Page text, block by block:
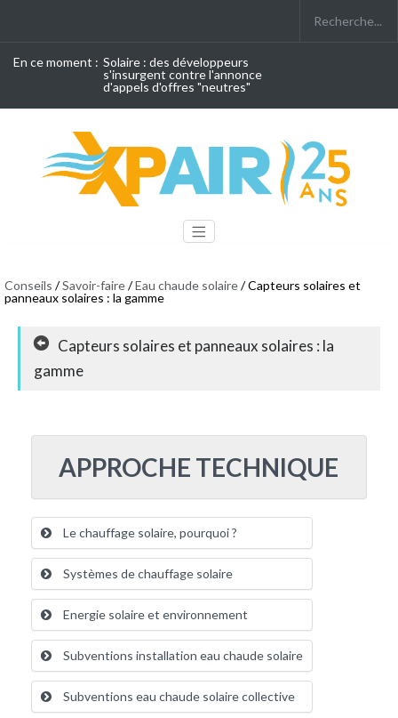
En ce moment : Solaire : des développeurs
s'insurgent contre l'annonce
d'appels d'offres "neutres"
Conseils /Savoir-faire/Eau chaude solaire/ Capteurs solaires et
panneaux solaires : la gamme
Capteurs solaires et panneaux solaires : la
gamme
APPROCHE TECHNIQUE
Le chauffage solaire, pourquoi ?
Systèmes de chauffage solaire
Energie solaire et environnement
Subventions installation eau chaude solaire
Subventions eau chaude solaire collective